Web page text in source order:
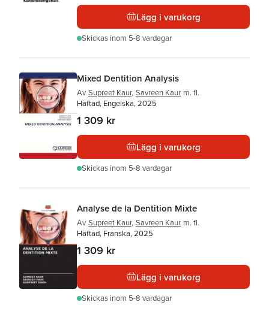
Lägg i varukorg
Skickas inom 5-8 vardagar
Mixed Dentition Analysis
Av Supreet Kaur, Savreen Kaur m. fl.
Häftad, Engelska, 2025
1 309 kr
Lägg i varukorg
Skickas inom 5-8 vardagar
Analyse de la Dentition Mixte
Av Supreet Kaur, Savreen Kaur m. fl.
Häftad, Franska, 2025
1 309 kr
Lägg i varukorg
Skickas inom 5-8 vardagar